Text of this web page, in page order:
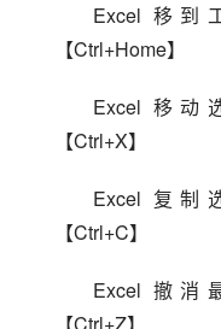
Excel 移
【Ctrl+Home】
Excel 移
【Ctrl+X】
Excel 复
【Ctrl+C】
Excel 撤